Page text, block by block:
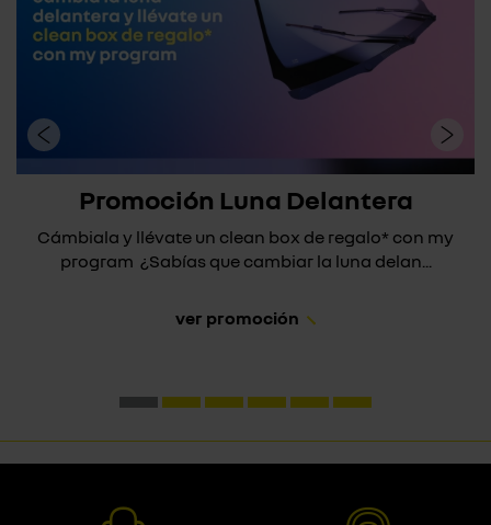
Promoción Luna Delantera
Cámbiala y llévate un clean box de regalo* con my
program ¿Sabías que cambiar la luna delan...
ver promoción